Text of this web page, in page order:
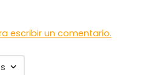
escribir un comentario.